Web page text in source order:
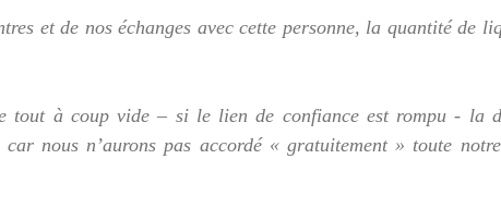
et de nos échanges avec cette personne, la quantité de
tout à coup vide – si le lien de confiance est rompu - la
nous n’aurons pas accordé « gratuitement » toute